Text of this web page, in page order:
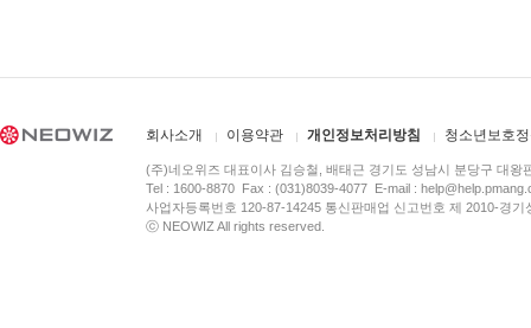
회사소개 이용약관 개인정보처리방침 청소년보호
(주)네오위즈 대표이사 김승철, 배태근 경기도 성남시 분당구 대왕
Tel : 1600-8870 Fax : (031)8039-4077 E-mail :
사업자등록번호 120-87-14245 통신판매업 신고번호 제 2010-경
ⓒ NEOWIZ All rights reserved.